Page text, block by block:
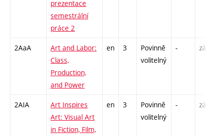
prezentace
semestrální
práce 2
2AaA
Art and Labor:
Class,
Production,
and Power
en 3
Povinně
volitelný
- zá
2AIA
Art Inspires
Art: Visual Art
in Fiction, Film,
en 3
Povinně
volitelný
- zá